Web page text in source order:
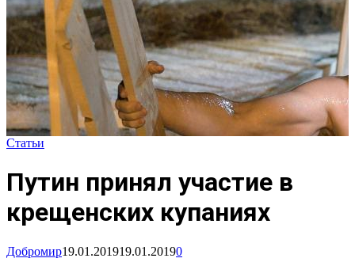
Статьи
Путин принял участие в
крещенских купаниях
Добромир19.01.201919.01.20190